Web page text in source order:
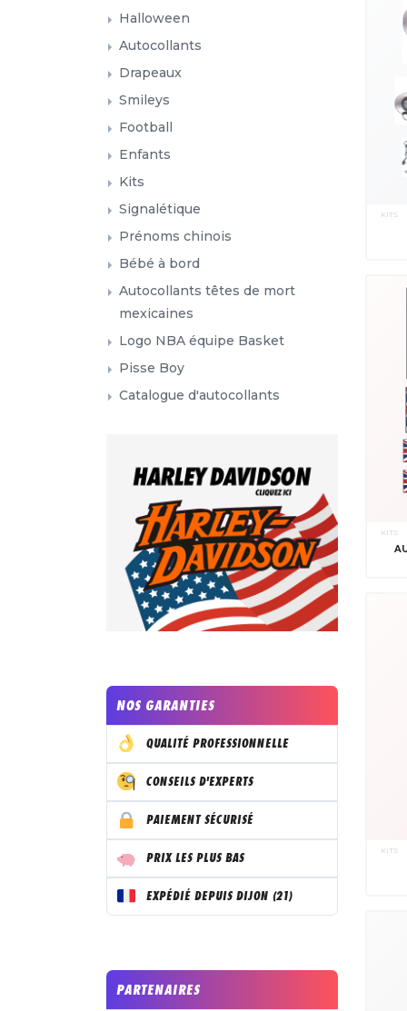
KITS
KITS
KITS
Halloween
Autocollants
Drapeaux
Smileys
Football
Enfants
Kits
Signalétique
Prénoms chinois
Bébé à bord
Autocollants têtes de mort
mexicaines
Logo NBA équipe Basket
Pisse Boy
Catalogue d'autocollants
NOS GARANTIES
QUALITÉ PROFESSIONNELLE
CONSEILS D'EXPERTS
PAIEMENT SÉCURISÉ
PRIX LES PLUS BAS
EXPÉDIÉ DEPUIS DIJON (21)
PARTENAIRES